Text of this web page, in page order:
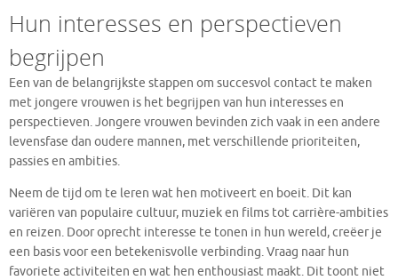
Hun interesses en perspectieven
begrijpen
Een van de belangrijkste stappen om succesvol contact te maken
met jongere vrouwen is het begrijpen van hun interesses en
perspectieven. Jongere vrouwen bevinden zich vaak in een andere
levensfase dan oudere mannen, met verschillende prioriteiten,
passies en ambities.
Neem de tijd om te leren wat hen motiveert en boeit. Dit kan
variëren van populaire cultuur, muziek en films tot carrière-ambities
en reizen. Door oprecht interesse te tonen in hun wereld, creëer je
een basis voor een betekenisvolle verbinding. Vraag naar hun
favoriete activiteiten en wat hen enthousiast maakt. Dit toont niet